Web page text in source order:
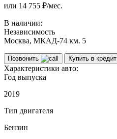
или 14 755 ₽/мес.
В наличии:
Независимость
Москва, МКАД-74 км. 5
Позвонить Купить в кредит
Характеристики авто:
Год выпуска
2019
Тип двигателя
Бензин